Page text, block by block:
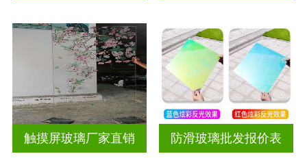
触摸屏玻璃厂家直销 防滑玻璃批发报价表